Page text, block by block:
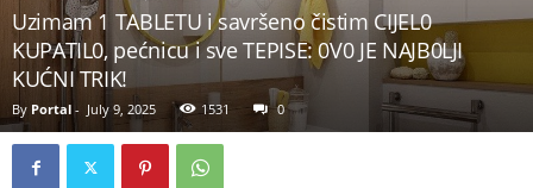
Uzimam 1 TABLETU i savršeno čistim CIJEL0
KUPATIL0, pećnicu i sve TEPISE: 0V0 JE NAJB0LJI
KUĆNI TRIK!
By Portal - July 9, 2025 1531 0